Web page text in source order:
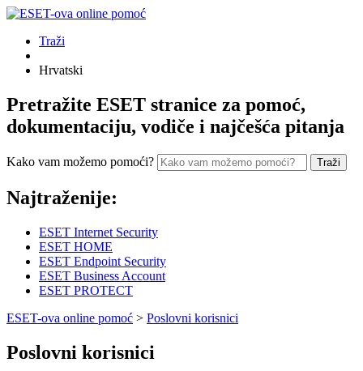
Traži
Hrvatski
Pretražite ESET stranice za pomoć,
dokumentaciju, vodiče i najčešća pitanja
Kako vam možemo pomoći? Traži
Najtraženije:
ESET Internet Security
ESET HOME
ESET Endpoint Security
ESET Business Account
ESET PROTECT
ESET-ova online pomoć > Poslovni korisnici
Poslovni korisnici